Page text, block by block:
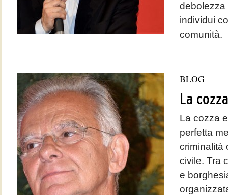
debolezza
individui
comunità.
BLOG
La
La cozza
perfetta
criminalità
civile. Tra
e